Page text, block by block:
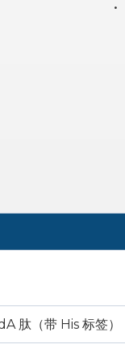
•
肽（带 His 标签）